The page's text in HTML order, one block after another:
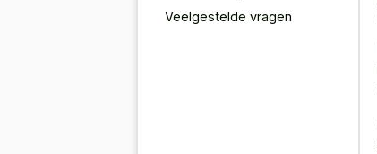
Veelgestelde vragen